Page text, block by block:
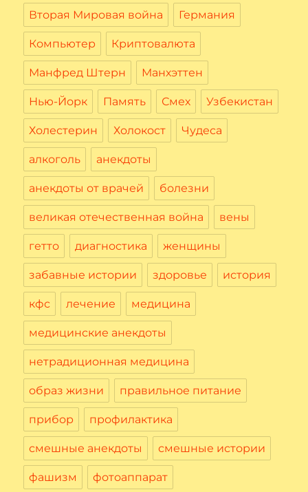
Вторая Мировая война Германия
Компьютер Криптовалюта
Манфред Штерн Манхэттен
Нью-Йорк Память Смех Узбекистан
Холестерин Холокост Чудеса
алкоголь анекдоты
анекдоты от врачей болезни
великая отечественная война вены
гетто диагностика женщины
забавные истории здоровье история
кфс лечение медицина
медицинские анекдоты
нетрадиционная медицина
образ жизни правильное питание
прибор профилактика
смешные анекдоты смешные истории
фашизм фотоаппарат